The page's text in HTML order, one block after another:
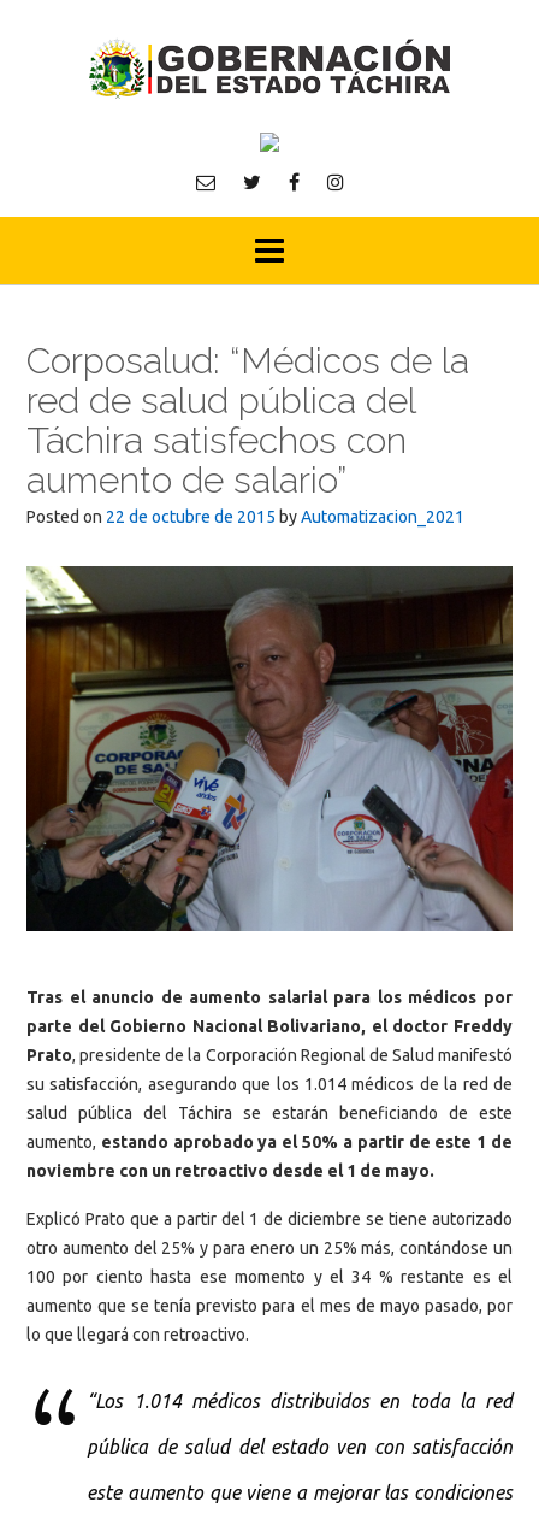
Corposalud: “Médicos de la
red de salud pública del
Táchira satisfechos con
aumento de salario”
Posted on 22 de octubre de 2015 byAutomatizacion_2021
Tras el anuncio de aumento salarial para los médicos por
parte del Gobierno Nacional Bolivariano, el doctor Freddy
Prato, presidente de la Corporación Regional de Salud manifestó
su satisfacción, asegurando que los 1.014 médicos de la red de
salud pública del Táchira se estarán beneficiando de este
aumento, estando aprobado ya el 50% a partir de este 1 de
noviembre con un retroactivo desde el 1 de mayo.
Explicó Prato que a partir del 1 de diciembre se tiene autorizado
otro aumento del 25% y para enero un 25% más, contándose un
100 por ciento hasta ese momento y el 34 % restante es el
aumento que se tenía previsto para el mes de mayo pasado, por
lo que llegará con retroactivo.
“Los 1.014 médicos distribuidos en toda la red
pública de salud del estado ven con satisfacción
este aumento que viene a mejorar las condiciones